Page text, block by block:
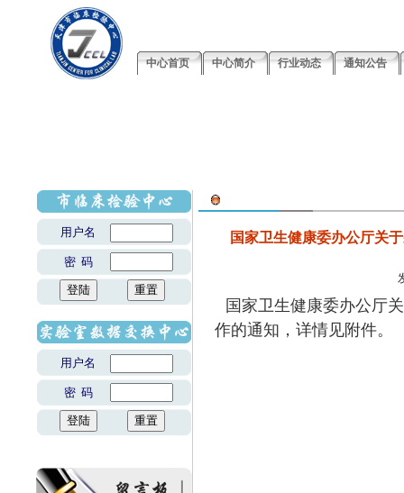
中心首页 中心简介 行业动态 通知公告
用户名
密 码
用户名
密 码
国家卫生健康委办公厅关
国家卫生健康委办公厅
作的通知，详情见附件。